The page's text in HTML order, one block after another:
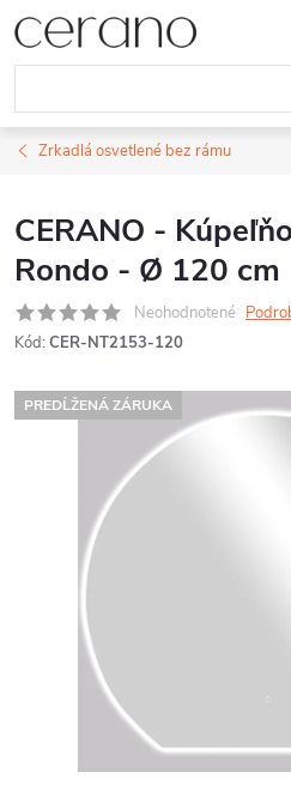
Prejsť
na
obsah
Zrkadlá osvetlené bez rámu
CERANO -
Rondo - Ø 120 cm
Neohodnotené
Kód: CER-NT2153-120
PREDĹŽENÁ ZÁRUKA